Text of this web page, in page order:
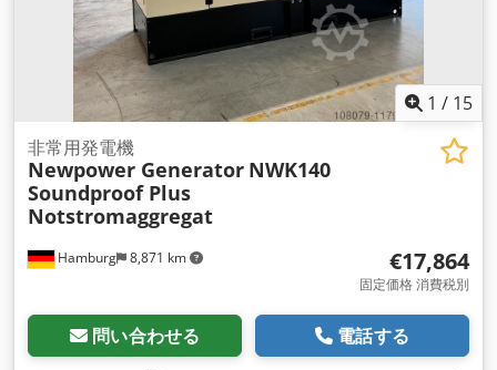
接続： 1x5P 125A-, 1x5P 63A-, 1x5P 32A-, 2x2P 16A シューコ
ソケット、FI保護サーキットブレーカー、5芯ケーブル 周波数:
50 Hz 電圧： 400/230 V 回転数：1500 rpm コントロール：
Comap IL4 AMF8 製造年： 2023年（新品） 寸法 (LxWxH) :
3870X1380X2450 mm 重量： 3650 Kg ディーゼルタンク：
400リットル(外部タンクに接続可能） 100%負荷 l/h 41 75%負
荷 l/h 33 50%負荷 l/h 21 追加費用 自動切替スイッチ 配送： -
追加料金にて、荷降ろしを含む全世界への輸送が可能です。 -
正確な運賃をお知りになりたい場合は、お客様の詳細とご住所
を明記の上、お問い合わせください。
1 / 15
Hamburg 8,871 km
非常用発電機
Newpower Generator NWK140
Soundproof Plus
Notstromaggregat
€17,864
固定価格 消費税別
問い合わせる 電話する